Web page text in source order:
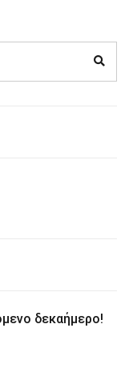
δεκαήμερο!